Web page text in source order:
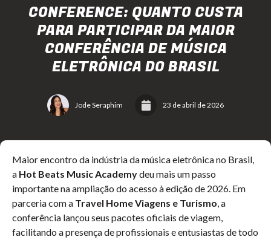
CONFERENCE: QUANTO CUSTA
PARA PARTICIPAR DA MAIOR
CONFERÊNCIA DE MÚSICA
ELETRÔNICA DO BRASIL
Jode Seraphim 23 de abril de 2026
Maior encontro da indústria da música eletrônica no Brasil,
a Hot Beats Music Academydeu mais um passo
importante na ampliação do acesso à edição de 2026. Em
parceria com a Travel Home Viagens e Turismo, a
conferência lançou seus pacotes oficiais de viagem,
facilitando a presença de profissionais e entusiastas de todo